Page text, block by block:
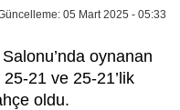
05 Mart 2025 - 05:33
oynanan
21 ve 25-21’lik
oldu.